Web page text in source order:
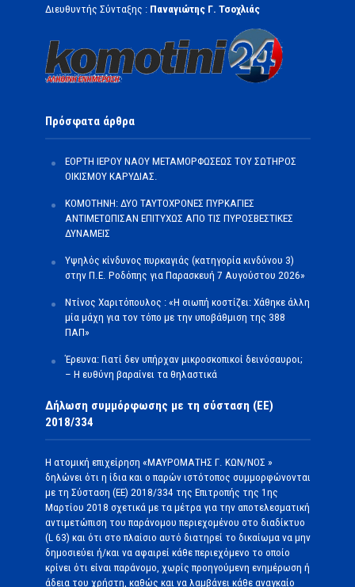
Διευθυντής Σύνταξης : Παναγιώτης Γ. Τσοχλιάς
Πρόσφατα άρθρα
ΕΟΡΤΗ ΙΕΡΟΥ ΝΑΟΥ ΜΕΤΑΜΟΡΦΩΣΕΩΣ ΤΟΥ ΣΩΤΗΡΟΣ
ΟΙΚΙΣΜΟΥ ΚΑΡΥΔΙΑΣ.
ΚΟΜΟΤΗΝΗ: ΔΥΟ ΤΑΥΤΟΧΡΟΝΕΣ ΠΥΡΚΑΓΙΕΣ
ΑΝΤΙΜΕΤΩΠΙΣΑΝ ΕΠΙΤΥΧΩΣ ΑΠΟ ΤΙΣ ΠΥΡΟΣΒΕΣΤΙΚΕΣ
ΔΥΝΑΜΕΙΣ
Υψηλός κίνδυνος πυρκαγιάς (κατηγορία κινδύνου 3)
στην Π.Ε. Ροδόπης για Παρασκευή 7 Αυγούστου 2026»
Ντίνος Χαριτόπουλος : «Η σιωπή κοστίζει: Χάθηκε άλλη
μία μάχη για τον τόπο με την υποβάθμιση της 388
ΠΑΠ»
Έρευνα: Γιατί δεν υπήρχαν μικροσκοπικοί δεινόσαυροι;
– Η ευθύνη βαραίνει τα θηλαστικά
Δήλωση συμμόρφωσης με τη σύσταση (ΕΕ)
2018/334
Η ατομική επιχείρηση «ΜΑΥΡΟΜΑΤΗΣ Γ. ΚΩΝ/ΝΟΣ »
δηλώνει ότι η ίδια και ο παρών ιστότοπος συμμορφώνονται
με τη Σύσταση (ΕΕ) 2018/334 της Επιτροπής της 1ης
Μαρτίου 2018 σχετικά με τα μέτρα για την αποτελεσματική
αντιμετώπιση του παράνομου περιεχομένου στο διαδίκτυο
(L 63) και ότι στο πλαίσιο αυτό διατηρεί το δικαίωμα να μην
δημοσιεύει ή/και να αφαιρεί κάθε περιεχόμενο το οποίο
κρίνει ότι είναι παράνομο, χωρίς προηγούμενη ενημέρωση ή
άδεια του χρήστη, καθώς και να λαμβάνει κάθε αναγκαίο